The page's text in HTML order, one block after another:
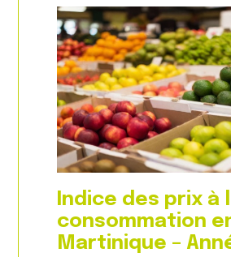
o
u
p
e
–
A
n
n
é
e
2
0
2
6
e
d
e
s
p
r
i
x
d
e
p
r
o
d
u
c
t
Indice des prix à
consommation
Martinique –